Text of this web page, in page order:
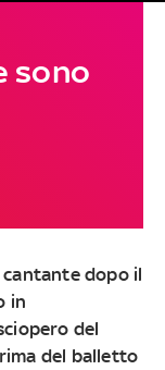
sono
dopo il
in
del
del balletto